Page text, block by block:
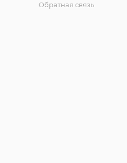
Обратная связь